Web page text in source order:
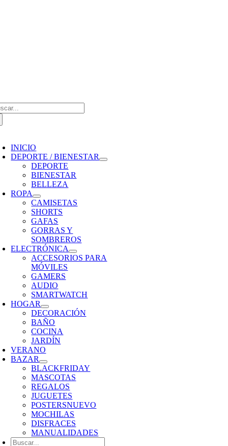
INICIO
DEPORTE / BIENESTAR
DEPORTE
BIENESTAR
BELLEZA
ROPA
CAMISETAS
SHORTS
GAFAS
GORRAS Y
SOMBREROS
ELECTRÓNICA
ACCESORIOS PARA
MÓVILES
GAMERS
AUDIO
SMARTWATCH
HOGAR
DECORACIÓN
BAÑO
COCINA
JARDÍN
VERANO
BAZAR
BLACKFRIDAY
MASCOTAS
REGALOS
JUGUETES
POSTERSNUEVO
MOCHILAS
DISFRACES
MANUALIDADES
Buscar: